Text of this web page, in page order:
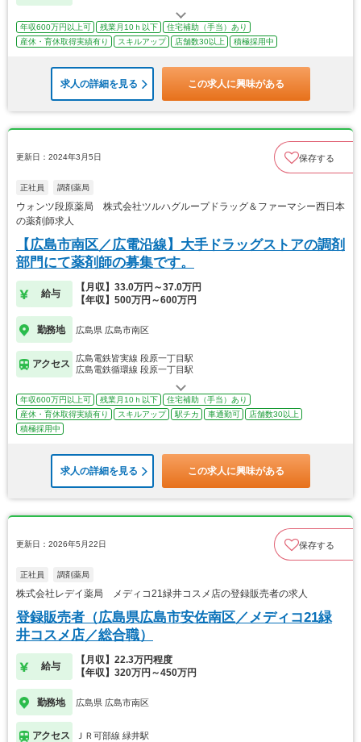
年収600万円以上可 残業月10ｈ以下
住宅補助（手当）あり
産休・育休取得実績有り
スキルアップ 店舗数30以上 積極採用中
求人の詳細を見る この求人に興味がある
更新日：2024年3月5日 保存する
正社員 調剤薬局
ウォンツ段原薬局 株式会社ツルハグループドラッグ＆ファーマシー西日本
の薬剤師求人
【広島市南区／広電沿線】大手ドラッグストアの調剤
部門にて薬剤師の募集です。
給与
【月収】33.0万円～37.0万円
【年収】500万円～600万円
勤務地 広島県 広島市南区
アクセス
広島電鉄皆実線 段原一丁目駅
広島電鉄循環線 段原一丁目駅
年収600万円以上可 残業月10ｈ以下
住宅補助（手当）あり
産休・育休取得実績有り
スキルアップ 駅チカ 車通勤可
店舗数30以上
積極採用中
求人の詳細を見る この求人に興味がある
更新日：2026年5月22日 保存する
正社員 調剤薬局
株式会社レデイ薬局 メディコ21緑井コスメ店の登録販売者の求人
登録販売者（広島県広島市安佐南区／メディコ21緑
井コスメ店／総合職）
給与
【月収】22.3万円程度
【年収】320万円～450万円
勤務地 広島県 広島市南区
アクセス ＪＲ可部線 緑井駅